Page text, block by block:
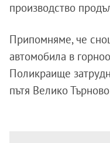
производство
Припомняме, че
автомобила в
Поликраище
пътя Велико